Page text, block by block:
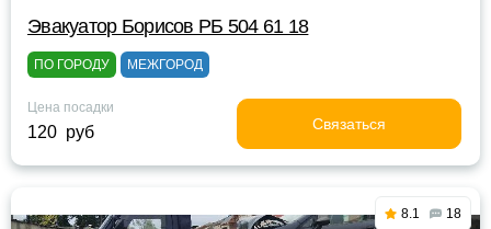
Эвакуатор Борисов РБ 504 61 18
ПО ГОРОДУ МЕЖГОРОД
Цена посадки
120 руб Связаться
8.1 18